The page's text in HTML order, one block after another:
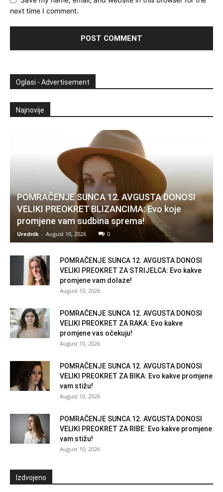
next time I comment.
Oglasi - Advertisement
Najnovije
POMRAČENJE SUNCA 12. AVGUSTA DONOSI
VELIKI PREOKRET BLIZANCIMA: Evo koje
promjene vam sudbina sprema!
Urednik - August 10, 2026 0
POMRAČENJE SUNCA 12. AVGUSTA DONOSI
VELIKI PREOKRET ZA STRIJELCA: Evo kakve
promjene vam dolaze!
August 10, 2026
POMRAČENJE SUNCA 12. AVGUSTA DONOSI
VELIKI PREOKRET ZA RAKA: Evo kakve
promjene vas očekuju!
August 10, 2026
POMRAČENJE SUNCA 12. AVGUSTA DONOSI
VELIKI PREOKRET ZA BIKA: Evo kakve promjene
vam stižu!
August 10, 2026
POMRAČENJE SUNCA 12. AVGUSTA DONOSI
VELIKI PREOKRET ZA RIBE: Evo kakve promjene
vam stižu!
August 10, 2026
Izdvojeno